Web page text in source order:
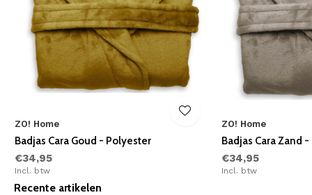
ZO! Home
Badjas Cara Goud - Polyester
€34,95
Incl. btw
ZO! Home
Badjas Cara Zand
€34,95
Incl. btw
Recente artikelen